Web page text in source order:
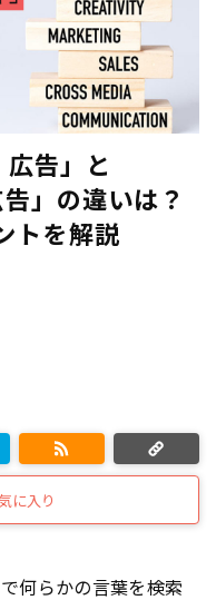
告」と
」の違いは？
トを解説
に入り
何らかの言葉を検索